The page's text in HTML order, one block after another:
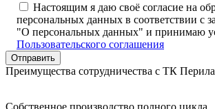
Настоящим я даю своё согласие на
персональных данных в соответствии с
"О персональных данных" и принимаю
Пользовательского соглашения
Преимущества сотрудничества с ТК Перила
Собственное производство полного цикла